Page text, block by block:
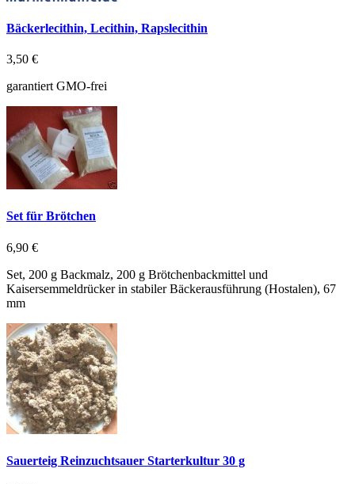
Bäckerlecithin, Lecithin, Rapslecithin
3,50 €
garantiert GMO-frei
Set für Brötchen
6,90 €
Set, 200 g Backmalz, 200 g Brötchenbackmittel und
Kaisersemmeldrücker in stabiler Bäckerausführung (Hostalen), 67
mm
Sauerteig Reinzuchtsauer Starterkultur 30 g